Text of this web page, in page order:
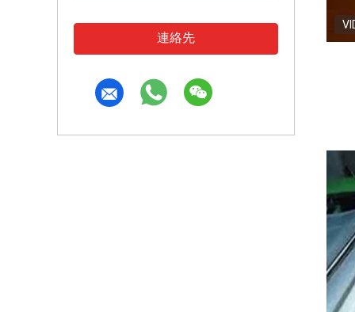
連絡先